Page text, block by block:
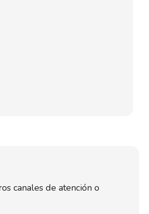
canales de atención o